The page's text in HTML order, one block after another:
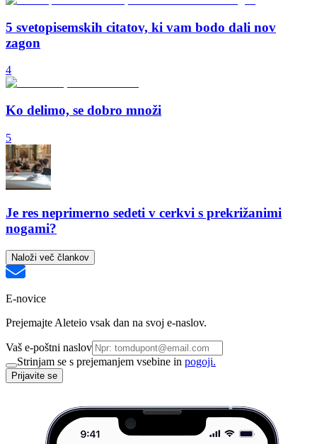
5 svetopisemskih citatov, ki vam bodo dali nov
zagon
4
Ko delimo, se dobro množi
5
Je res neprimerno sedeti v cerkvi s prekrižanimi
nogami?
Naloži več člankov
E-novice
Prejemajte Aleteio vsak dan na svoj e-naslov.
Vaš e-poštni naslov
Strinjam se s prejemanjem vsebine in pogoji.
Prijavite se